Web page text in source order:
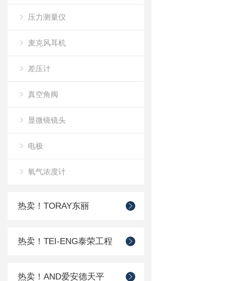
压力测量仪
麦克风耳机
差压计
真空角阀
显微镜镜头
电极
氧气浓度计
热卖！TORAY东丽
热卖！TEI-ENG泰荣工程
热卖！AND爱安德天平